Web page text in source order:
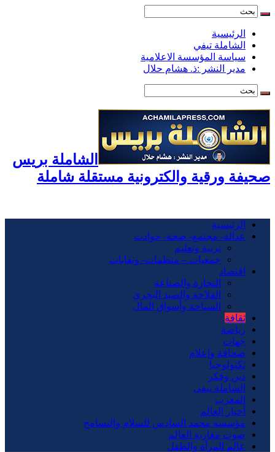
الرئيسية
الشاملة تيفي
سياسة المؤسسة الاعلامية
مدير النشر :ذ. هشام حلال
الشاملة بريس
صحيفة ورقية والكترونية مستقلة شاملة
الرئيسية
عدالة- مجتمع- صحة- حوادت
تربية وتعليم
جمعيات – منظمات- ونقابات
اقتصاد
التجارة والصناعة
الفلاحة والصيد البحري
السياحة وأسواق المال
ثقافة
رياضة
جهات
صحافة وإعلام
تكنولوجيا
دين وفكر
الشاملة تيفي
المغرب
أخبار العالم
مؤسسة محمد السادس للسلام والتسامح
صوت مغاربة العالم
عالم المرأة والطفل